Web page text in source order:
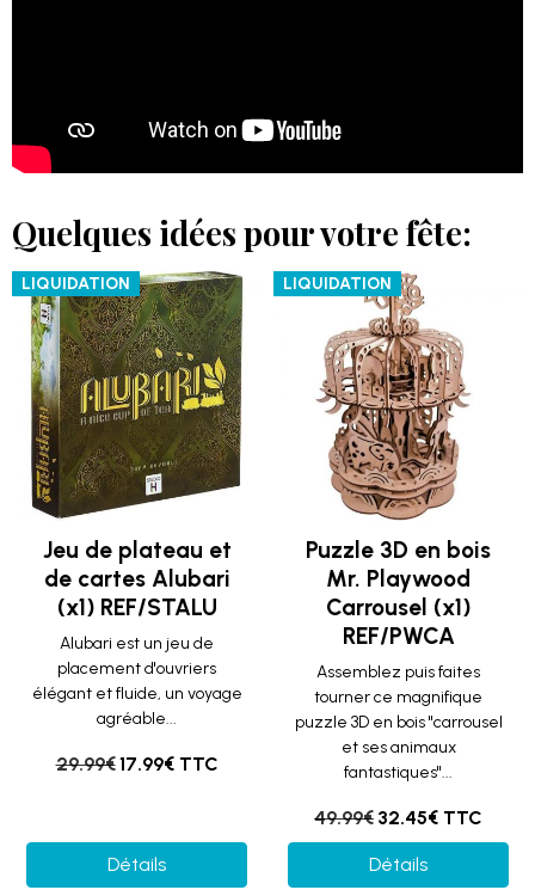
Quelques idées pour votre fête:
LIQUIDATION
Jeu de plateau et
de cartes Alubari
(x1) REF/STALU
Alubari est un jeu de
placement d'ouvriers
élégant et fluide, un voyage
agréable...
29.99€17.99€ TTC
Détails
LIQUIDATION
Puzzle 3D en bois
Mr. Playwood
Carrousel (x1)
REF/PWCA
Assemblez puis faites
tourner ce magnifique
puzzle 3D en bois "carrousel
et ses animaux
fantastiques"...
49.99€ 32.45€ TTC
Détails